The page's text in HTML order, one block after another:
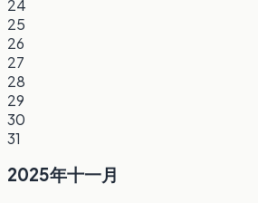
24
25
26
27
28
29
30
31
2025年十一月